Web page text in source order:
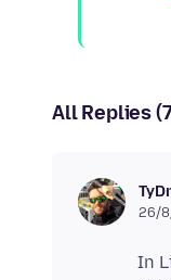
All Replies
26/
In